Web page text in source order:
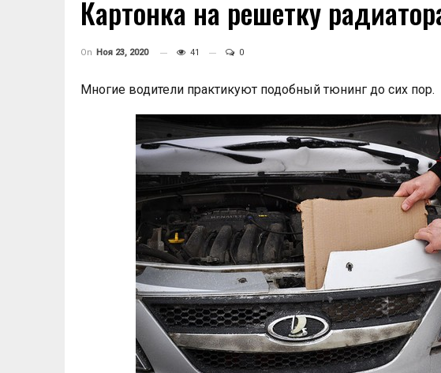
Картонка на решетку
On Ноя 23, 2020 41 0
Многие водители практикуют подобный тюнинг до сих пор.